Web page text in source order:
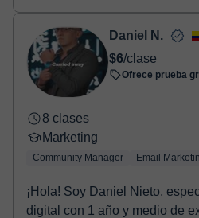
Daniel N.
$6/clase
Ofrece prueba
8 clases
Marketing
Community Manager Email
¡Hola! Soy Daniel Nieto,
digital con 1 año y medio de